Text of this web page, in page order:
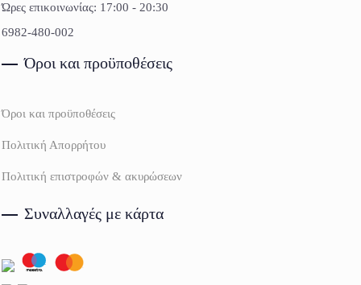
Ώρες επικοινωνίας: 17:00 - 20:30
6982-480-002
Όροι και προϋποθέσεις
Όροι και προϋποθέσεις
Πολιτική Απορρήτου
Πολιτική επιστροφών & ακυρώσεων
Συναλλαγές με κάρτα